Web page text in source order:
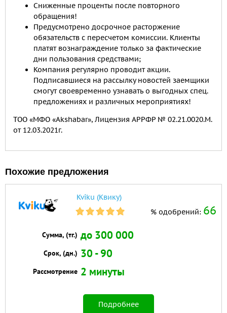
Сниженные проценты после повторного
обращения!
Предусмотрено досрочное расторжение
обязательств с пересчетом комиссии. Клиенты
платят вознаграждение только за фактические
дни пользования средствами;
Компания регулярно проводит акции.
Подписавшиеся на рассылку новостей заемщики
смогут своевременно узнавать о выгодных спец.
предложениях и различных мероприятиях!
ТОО «МФО «Akshabar», Лицензия АРРФР № 02.21.0020.M.
от 12.03.2021г.
Похожие предложения
Kviku (Квику)
% одобрений: 66
Сумма, (тг.) до 300 000
Срок, (дн.) 30 - 90
Рассмотрение 2 минуты
Подробнее